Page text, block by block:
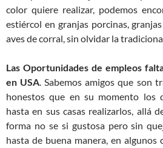
color quiere realizar, podemos
estiércol en granjas porcinas,
aves de corral, sin olvidar la
Las Oportunidades de empleos
en USA. Sabemos amigos que son
honestos que en su momento los
hasta en sus casas realizarlos, allá
forma no se si gustosa pero sin
hasta de buena manera, en algunos